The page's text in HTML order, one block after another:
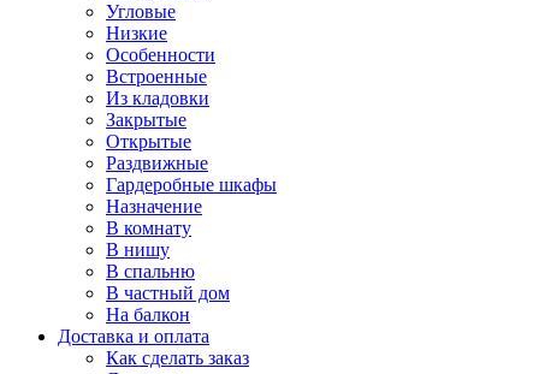
Угловые
Низкие
Особенности
Встроенные
Из кладовки
Закрытые
Открытые
Раздвижные
Гардеробные шкафы
Назначение
В комнату
В нишу
В спальню
В частный дом
На балкон
Доставка и оплата
Как сделать заказ